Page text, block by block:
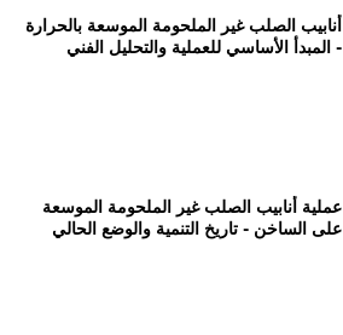
أنابيب الصلب غير الملحومة الموسعة بالحرارة
- المبدأ الأساسي للعملية والتحليل الفني
عملية أنابيب الصلب غير الملحومة الموسعة
على الساخن - تاريخ التنمية والوضع الحالي